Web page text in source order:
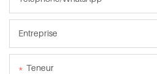
Entreprise
Teneur